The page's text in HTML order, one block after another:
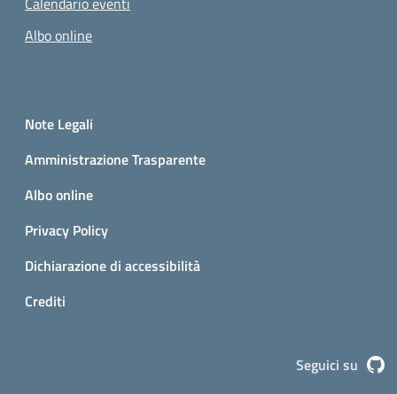
Albo online
Small prints
Note Legali
Amministrazione Trasparente
Albo online
Privacy Policy
Dichiarazione di accessibilità
Crediti
Seguici su